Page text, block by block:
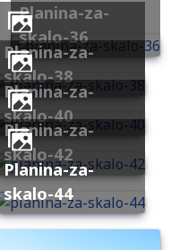
planina-za-
skalo-36
planina-za-
skalo-38
planina-za-
skalo-40
planina-za-
skalo-42
planina-za-
skalo-44